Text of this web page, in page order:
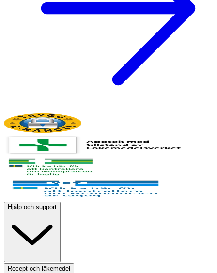
Hjälp och support
Recept och läkemedel